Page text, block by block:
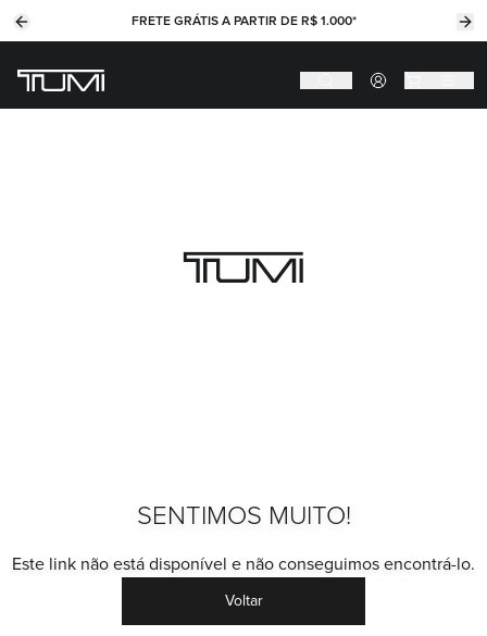
Previous slide FRETE GRÁTIS A PARTIR DE R$ 1.000*
SENTIMOS MUITO!
Este link não está disponível e não conseguimos encontrá-lo.
Voltar